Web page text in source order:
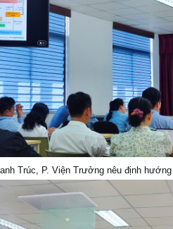
Trúc, P. Viện Trưởng nêu định